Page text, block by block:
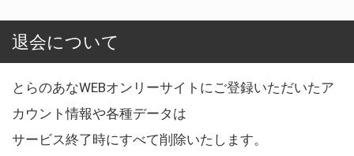
退会について
とらのあなWEBオンリーサイトにご登録いただいたア
カウント情報や各種データは
サービス終了時にすべて削除いたします。